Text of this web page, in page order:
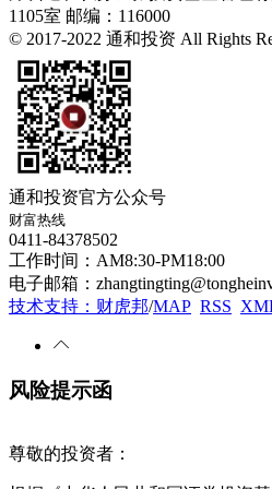
1105室 邮编：116000
© 2017-2022 通和投资 All Rights
通和投资官方公众号
财富热线
0411-84378502
工作时间：AM8:30-PM18:00
电子邮箱：
技术支持：财虎邦/MAP RSS
风险提示函
尊敬的投资者：